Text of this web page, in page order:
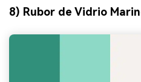
8) Rubor de Vidrio